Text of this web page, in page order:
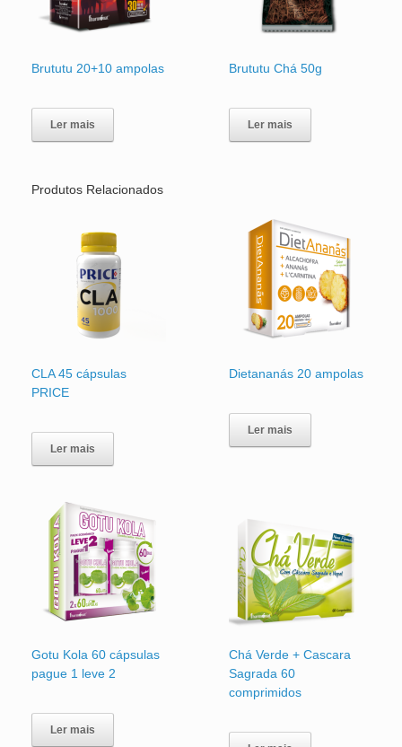
Brututu 20+10 ampolas
Ler mais
Brututu Chá 50g
Ler mais
Produtos Relacionados
CLA 45 cápsulas
PRICE
Ler mais
Dietananás 20 ampolas
Ler mais
Gotu Kola 60 cápsulas
pague 1 leve 2
Ler mais
Chá Verde + Cascara
Sagrada 60
comprimidos